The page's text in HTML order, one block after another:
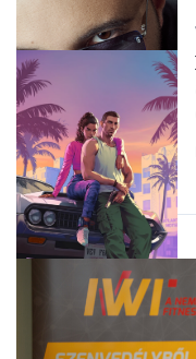
TÁMOGATÓI
Forbes-sztori